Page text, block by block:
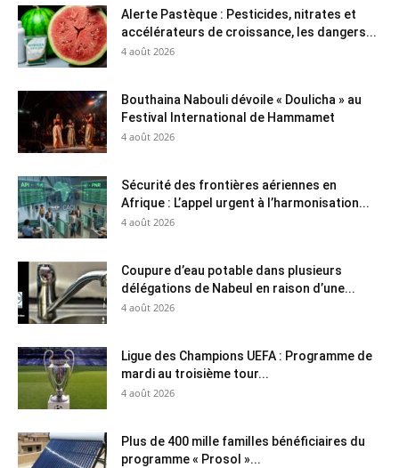
Alerte Pastèque : Pesticides, nitrates et
accélérateurs de croissance, les dangers...
4 août 2026
Bouthaina Nabouli dévoile « Doulicha » au
Festival International de Hammamet
4 août 2026
Sécurité des frontières aériennes en
Afrique : L’appel urgent à l’harmonisation...
4 août 2026
Coupure d’eau potable dans plusieurs
délégations de Nabeul en raison d’une...
4 août 2026
Ligue des Champions UEFA : Programme de
mardi au troisième tour...
4 août 2026
Plus de 400 mille familles bénéficiaires du
programme « Prosol »...